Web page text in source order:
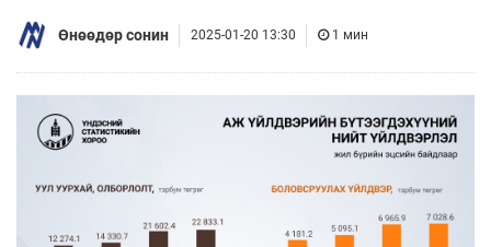
Өнөөдөр сонин 2025-01-20 13:30 1 мин